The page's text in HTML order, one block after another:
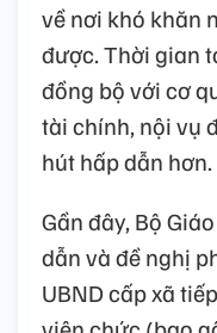
về nơi khó khăn
được. Thời gian
đồng bộ với cơ
tài chính, nội vụ
hút hấp dẫn hơn.
Gần đây, Bộ
dẫn và đề nghị
UBND cấp xã